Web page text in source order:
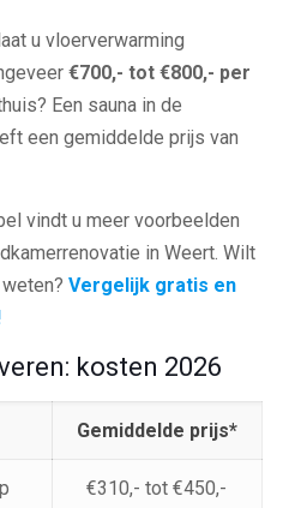
u vloerverwarming
€700,- tot €800,- per
Een sauna in de
een gemiddelde prijs van
vindt u meer voorbeelden
in Weert. Wilt
Vergelijk gratis en
kosten 2026
Gemiddelde prijs*
€310,- tot €450,-